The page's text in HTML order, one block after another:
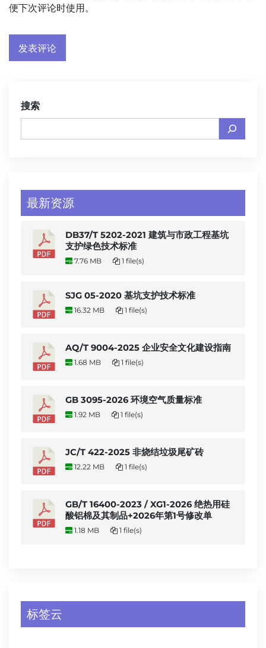
便下次评论时使用。
搜索
最新资源
DB37/T 5202-2021 建筑与市政工程基坑
支护绿色技术标准
7.76 MB 1 file(s)
SJG 05-2020 基坑支护技术标准
16.32 MB 1 file(s)
AQ/T 9004-2025 企业安全文化建设指南
1.68 MB 1 file(s)
GB 3095-2026 环境空气质量标准
1.92 MB 1 file(s)
JC/T 422-2025 非烧结垃圾尾矿砖
12.22 MB 1 file(s)
GB/T 16400-2023 / XG1-2026 绝热用硅
酸铝棉及其制品+2026年第1号修改单
1.18 MB 1 file(s)
标签云